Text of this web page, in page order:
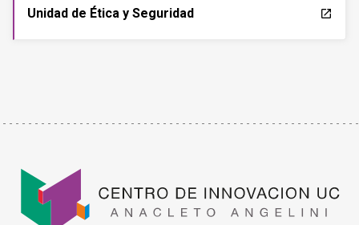
Unidad de Ética y Seguridad launch